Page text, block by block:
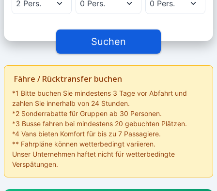
Suchen
Fähre / Rücktransfer buchen
*1 Bitte buchen Sie mindestens 3 Tage vor Abfahrt und
zahlen Sie innerhalb von 24 Stunden.
*2 Sonderrabatte für Gruppen ab 30 Personen.
*3 Busse fahren bei mindestens 20 gebuchten Plätzen.
*4 Vans bieten Komfort für bis zu 7 Passagiere.
** Fahrpläne können wetterbedingt variieren.
Unser Unternehmen haftet nicht für wetterbedingte
Verspätungen.